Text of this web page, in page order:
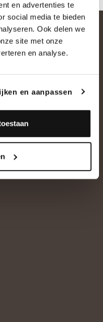
en advertenties te
social media te bieden
Ook delen we
site met onze
en analyse.
en aanpassen